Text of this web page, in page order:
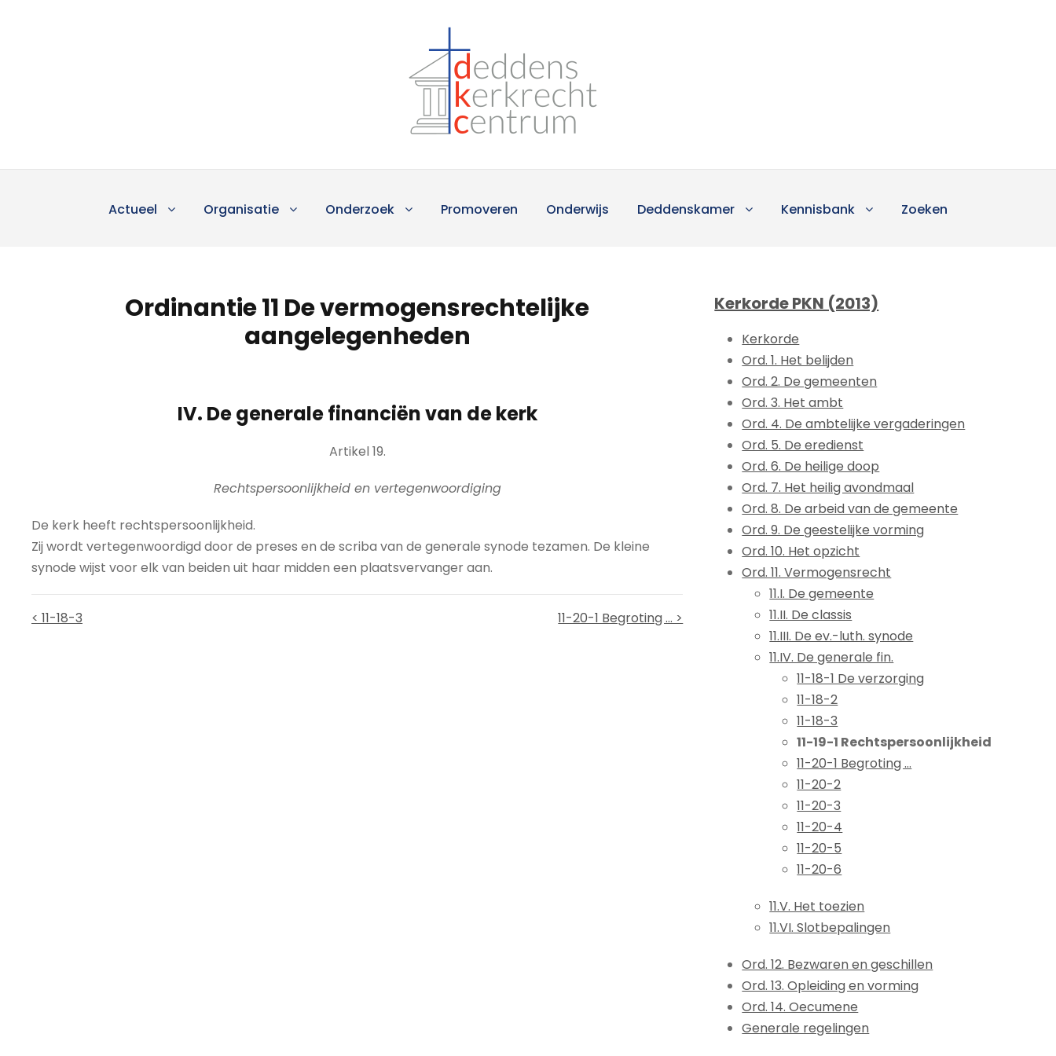
Actueel Organisatie Onderzoek Promoveren Onderwijs Deddenskamer Kennisbank Zoeken
Ordinantie 11 De vermogensrechtelijke
aangelegenheden
IV. De generale financiën van de kerk
Artikel 19.
Rechtspersoonlijkheid en vertegenwoordiging
De kerk heeft rechtspersoonlijkheid.
Zij wordt vertegenwoordigd door de preses en de scriba van de generale synode tezamen. De kleine
synode wijst voor elk van beiden uit haar midden een plaatsvervanger aan.
< 11-18-3 11-20-1 Begroting ... >
Kerkorde PKN (2013)
Kerkorde
Ord. 1. Het belijden
Ord. 2. De gemeenten
Ord. 3. Het ambt
Ord. 4. De ambtelijke vergaderingen
Ord. 5. De eredienst
Ord. 6. De heilige doop
Ord. 7. Het heilig avondmaal
Ord. 8. De arbeid van de gemeente
Ord. 9. De geestelijke vorming
Ord. 10. Het opzicht
Ord. 11. Vermogensrecht
11.I. De gemeente
11.II. De classis
11.III. De ev.-luth. synode
11.IV. De generale fin.
11-18-1 De verzorging
11-18-2
11-18-3
11-19-1 Rechtspersoonlijkheid
11-20-1 Begroting ...
11-20-2
11-20-3
11-20-4
11-20-5
11-20-6
11.V. Het toezien
11.VI. Slotbepalingen
Ord. 12. Bezwaren en geschillen
Ord. 13. Opleiding en vorming
Ord. 14. Oecumene
Generale regelingen